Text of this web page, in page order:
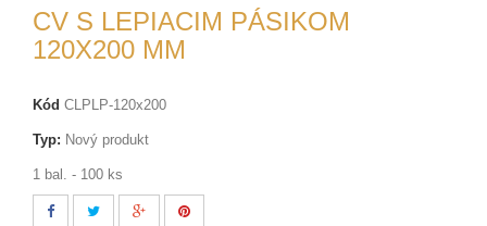
CV S LEPIACIM PÁSIKOM
120X200 MM
Kód CLPLP-120x200
Typ: Nový produkt
1 bal. - 100 ks